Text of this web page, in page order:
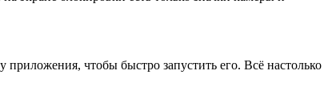
чтобы быстро запустить его. Всё настолько